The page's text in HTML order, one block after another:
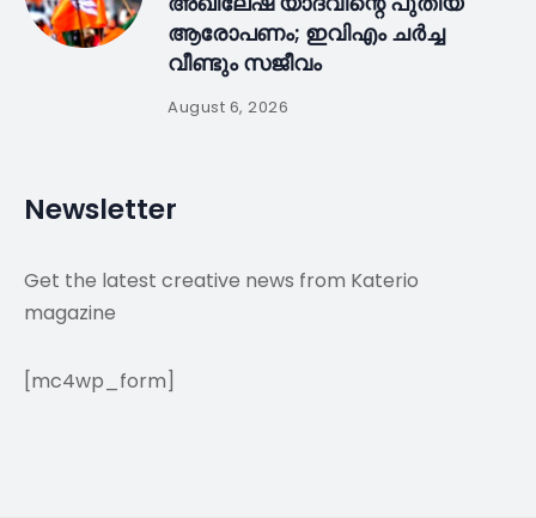
ആരോപണം; ഇവിഎം ചർച്ച
വീണ്ടും സജീവം
August 6, 2026
Newsletter
Get the latest creative news from Katerio
magazine
[mc4wp_form]